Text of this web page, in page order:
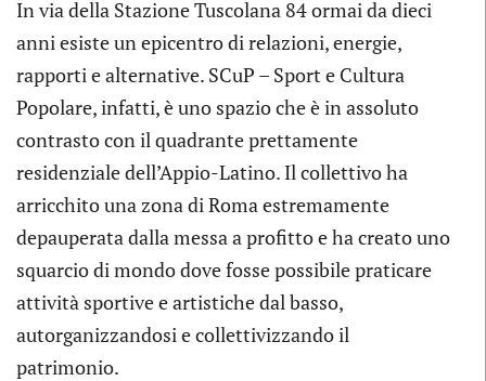
In via della Stazione Tuscolana 84 ormai da dieci
anni esiste un epicentro di relazioni, energie,
rapporti e alternative. SCuP – Sport e Cultura
Popolare, infatti, è uno spazio che è in assoluto
contrasto con il quadrante prettamente
residenziale dell’Appio-Latino. Il collettivo ha
arricchito una zona di Roma estremamente
depauperata dalla messa a profitto e ha creato uno
squarcio di mondo dove fosse possibile praticare
attività sportive e artistiche dal basso,
autorganizzandosi e collettivizzando il
patrimonio.